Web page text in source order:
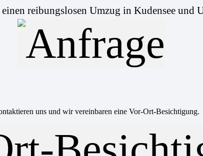
reibungslosen Umzug in Kudensee und
uns und wir vereinbaren eine Vor-Ort-Besichtigung.